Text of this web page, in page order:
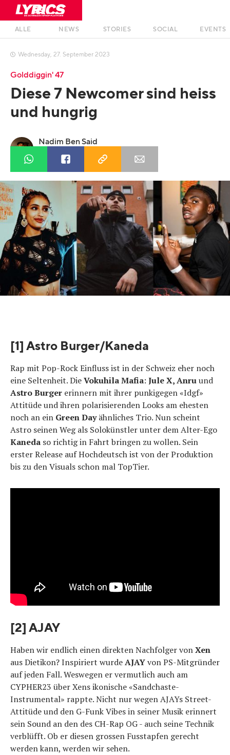
ALLE NEWS STORIES SOCIAL EVENTS
 Wednesday, 27. September 2023
Golddiggin' 47
Diese 7 Newcomer sind heiss
und hungrig
Nadim Ben Said
Profil anzeigen
[1] Astro Burger/Kaneda
Rap mit Pop-Rock Einfluss ist in der Schweiz eher noch
eine Seltenheit. DieVokuhila Mafia: Jule X, Anruund
Astro Burger erinnern mit ihrer punkigegen «Idgf»
Attitüde und ihren polarisierenden Looks am ehesten
noch an ein Green Dayähnliches Trio. Nun scheint
Astro seinen Weg als Solokünstler unter dem Alter-Ego
Kaneda so richtig in Fahrt bringen zu wollen. Sein
erster Release auf Hochdeutsch ist von der Produktion
bis zu den Visuals schon mal TopTier.
[2] AJAY
Haben wir endlich einen direkten Nachfolger vonXen
aus Dietikon? Inspiriert wurdeAJAYvon PS-Mitgründer
auf jeden Fall. Weswegen er vermutlich auch am
CYPHER23 über Xens ikonische «Sandchaste-
Instrumental» rappte. Nicht nur wegen AJAYs Street-
Attitüde und den G-Funk Vibes in seiner Musik erinnert
sein Sound an den des CH-Rap OG - auch seine Technik
verblüfft. Ob er diesen grossen Fusstapfen gerecht
werden kann, werden wir sehen.